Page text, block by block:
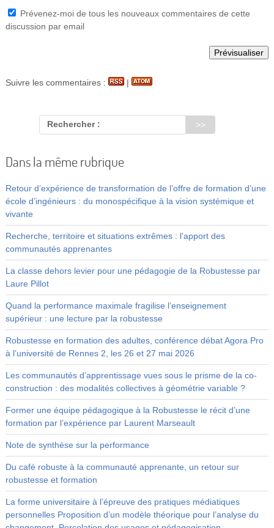
Prévenez-moi de tous les nouveaux commentaires de cette
discussion par email
Suivre les commentaires : |
Rechercher :
Dans la même rubrique
Retour d’expérience de transformation de l’offre de formation d’une
école d’ingénieurs : du monospécifique à la vision systémique et
vivante
Recherche, territoire et situations extrêmes : l’apport des
communautés apprenantes
La classe dehors levier pour une pédagogie de la Robustesse par
Laure Pillot
Quand la performance maximale fragilise l’enseignement
supérieur : une lecture par la robustesse
Robustesse en formation des adultes, conférence débat Agora Pro
à l’université de Rennes 2, les 26 et 27 mai 2026
Les communautés d’apprentissage vues sous le prisme de la co-
construction : des modalités collectives à géométrie variable ?
Former une équipe pédagogique à la Robustesse le récit d’une
formation par l’expérience par Laurent Marseault
Note de synthèse sur la performance
Du café robuste à la communauté apprenante, un retour sur
robustesse et formation
La forme universitaire à l’épreuve des pratiques médiatiques
personnelles Proposition d’un modèle théorique pour l’analyse du